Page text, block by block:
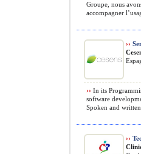
Groupe, nous
accompagner
››
›› In its
software
Spoken and
››